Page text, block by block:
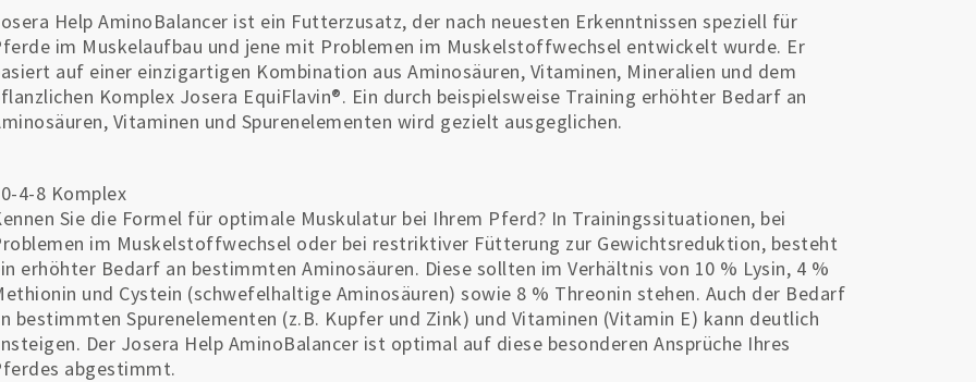
Help AminoBalancer ist ein Futterzusatz, der nach neuesten Erkenntnissen speziell für
im Muskelaufbau und jene mit Problemen im Muskelstoffwechsel entwickelt wurde. Er
auf einer einzigartigen Kombination aus Aminosäuren, Vitaminen, Mineralien und dem
Komplex Josera EquiFlavin®. Ein durch beispielsweise Training erhöhter Bedarf an
Vitaminen und Spurenelementen wird gezielt ausgeglichen.
4-8 Komplex
Sie die Formel für optimale Muskulatur bei Ihrem Pferd? In Trainingssituationen, bei
im Muskelstoffwechsel oder bei restriktiver Fütterung zur Gewichtsreduktion, besteht
erhöhter Bedarf an bestimmten Aminosäuren. Diese sollten im Verhältnis von 10 % Lysin, 4 %
und Cystein (schwefelhaltige Aminosäuren) sowie 8 % Threonin stehen. Auch der Bedarf
bestimmten Spurenelementen (z.B. Kupfer und Zink) und Vitaminen (Vitamin E) kann deutlich
Der Josera Help AminoBalancer ist optimal auf diese besonderen Ansprüche Ihres
abgestimmt.